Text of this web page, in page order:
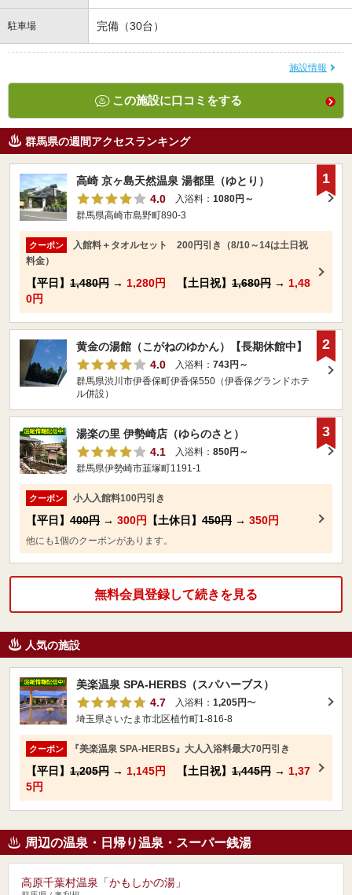
駐車場 完備（30台）
施設情報
この施設に口コミをする
群馬県の週間アクセスランキング
高崎 京ヶ島天然温泉 湯都里（ゆとり）
4.0
入浴料： 1080円～
群馬県高崎市島野町890-3
クーポン
入館料＋タオルセット 200円引き（8/10～14は土日祝
料金）
【平日】 1,480円 → 1,280円 【土日祝】 1,680円 → 1,48
0円
1
黄金の湯館（こがねのゆかん）【長期休館中】
4.0
入浴料： 743円～
群馬県渋川市伊香保町伊香保550（伊香保グランドホテ
ル併設）
2
湯楽の里 伊勢崎店（ゆらのさと）
4.1
入浴料： 850円～
群馬県伊勢崎市韮塚町1191-1
クーポン 小人入館料100円引き
【平日】 400円 → 300円 【土休日】 450円 → 350円
他にも1個のクーポンがあります。
3
無料会員登録して続きを見る
人気の施設
美楽温泉 SPA-HERBS（スパハーブス）
4.7
入浴料： 1,205円〜
埼玉県さいたま市北区植竹町1-816-8
クーポン 『美楽温泉 SPA-HERBS』大人入浴料最大70円引き
【平日】 1,205円 → 1,145円 【土日祝】 1,445円 → 1,37
5円
周辺の温泉・日帰り温泉・スーパー銭湯
高原千葉村温泉「かもしかの湯」